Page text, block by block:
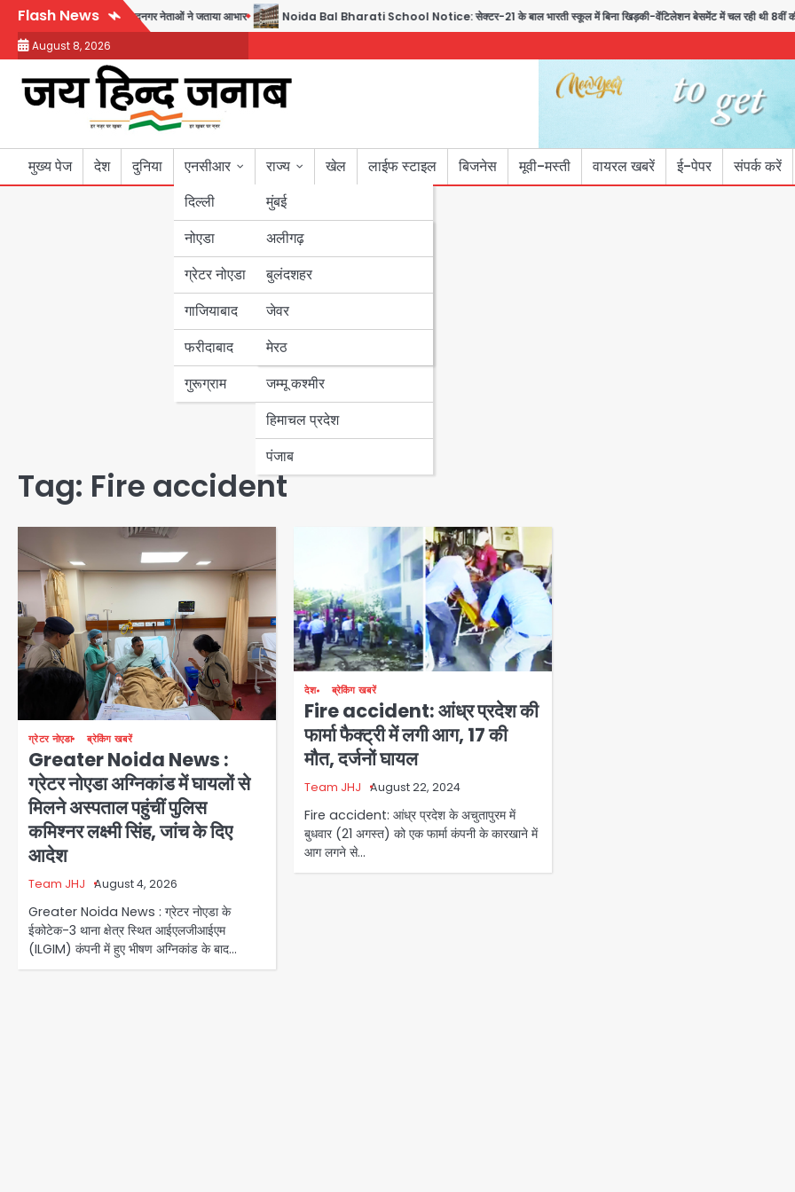
Skip
content
Flash News
सतेन्द्र शर्मा, गौतमबुद्धनगर नेताओं ने जताया आभार Noida Bal Bharati School Notice: सेक्टर-21 के बाल भारती स्कूल में बिना खिड़की-वेंटिलेशन बेसमेंट में चल रही थी 8वीं की
August 8, 2026
मुख्य पेज देश दुनिया
एनसीआर
दिल्ली
नोएडा
ग्रेटर नोएडा
गाजियाबाद
फरीदाबाद
गुरूग्राम
राज्य
मुंबई
उत्तर प्रदेश
अलीगढ़
बुलंदशहर
जेवर
मेरठ
बिहार
पंजाब
हरियाणा
जम्मू कश्मीर
हिमाचल प्रदेश
पंजाब
खेल लाईफ स्टाइल बिजनेस मूवी-मस्ती वायरल खबरें ई-पेपर संपर्क करें
Tag: Fire accident
ग्रेटर नोएडा ब्रेकिंग खबरें
Greater Noida News :
ग्रेटर नोएडा अग्निकांड में घायलों से
मिलने अस्पताल पहुंचीं पुलिस
कमिश्नर लक्ष्मी सिंह, जांच के दिए
आदेश
Team JHJ August 4, 2026
Greater Noida News : ग्रेटर नोएडा के
ईकोटेक-3 थाना क्षेत्र स्थित आईएलजीआईएम
(ILGIM) कंपनी में हुए भीषण अग्निकांड के बाद…
देश ब्रेकिंग खबरें
Fire accident: आंध्र प्रदेश की
फार्मा फैक्ट्री में लगी आग, 17 की
मौत, दर्जनों घायल
Team JHJ August 22, 2024
Fire accident: आंध्र प्रदेश के अचुतापुरम में
बुधवार (21 अगस्त) को एक फार्मा कंपनी के कारखाने में
आग लगने से…